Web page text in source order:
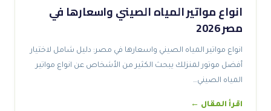
انواع مواتير المياه الصيني واسعارها في
مصر 2026
انواع مواتير المياه الصيني واسعارها في مصر: دليل شامل لاختيار
أفضل موتور لمنزلك يبحث الكثير من الأشخاص عن انواع مواتير
المياه الصيني…
اقرأ المقال ←